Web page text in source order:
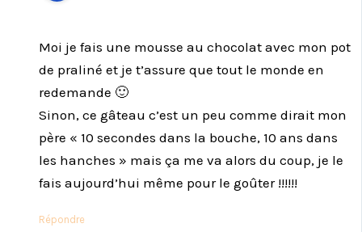
Moi je fais une mousse au chocolat avec mon pot
de praliné et je t’assure que tout le monde en
redemande 🙂
Sinon, ce gâteau c’est un peu comme dirait mon
père « 10 secondes dans la bouche, 10 ans dans
les hanches » mais ça me va alors du coup, je le
fais aujourd’hui même pour le goûter !!!!!!
Répondre